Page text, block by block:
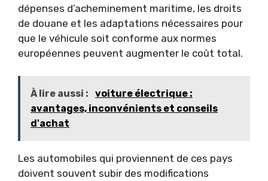
dépenses d’acheminement maritime, les droits
de douane et les adaptations nécessaires pour
que le véhicule soit conforme aux normes
européennes peuvent augmenter le coût total.
À lire aussi :
voiture électrique :
avantages, inconvénients et conseils
d'achat
Les automobiles qui proviennent de ces pays
doivent souvent subir des modifications